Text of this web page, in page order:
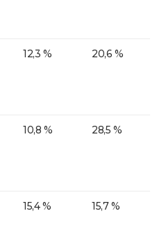
12,3 % 20,6 %
10,8 % 28,5 %
15,4 % 15,7 %